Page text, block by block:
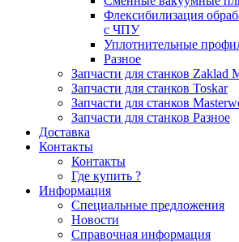
Флексибилизация
с ЧПУ
Уплотнительные
Разное
Запчасти для станков Zaklad
Запчасти для станков Toskar
Запчасти для станков
Запчасти для станков Разное
Доставка
Контакты
Контакты
Где купить ?
Информация
Специальные предложения
Новости
Справочная информация